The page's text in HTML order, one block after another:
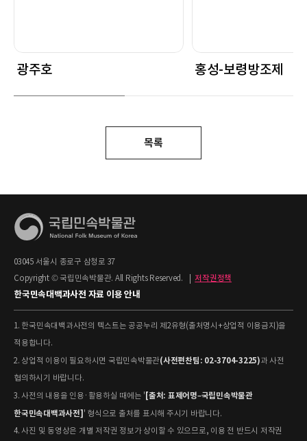
광주호 홍성-보령방조제
목록
03045 서울시 종로구 삼청로 37
Copyright © 국립민속박물관. All Rights Reserved.
저작권정책
한국민속대백과사전 자료 이용 안내
1. 한국민속대백과사전의 텍스트는 공공누리 제2유형(출처명시+상업적 이용금지)을
적용합니다.
2. 상업적 이용이 필요하시면 국립민속박물관(사전편찬팀: 02-3704-3225)과 사전
협의하시기 바랍니다.
3. 사전의 내용을 인용·활용하실 때에는 ' [출처: 표제어명–국립민속박물관
한국민속대백과사전] ' 형식으로 출처를 표시해 주시기 바랍니다.
4. 사진 및 동영상은 개별 저작권 정보가 상이할 수 있으므로, 이용 전 반드시 저작권